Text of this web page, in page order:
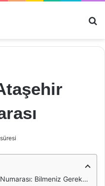
Bilmeniz Gerekenler